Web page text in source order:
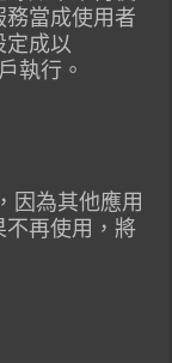
務當成使用者
定成以
執行。
因為其他應用
不再使用，將